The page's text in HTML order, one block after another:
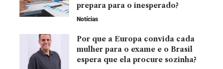
prepara para o inesperado?
Notícias
Por que a Europa convida cada
mulher para o exame e o Brasil
espera que ela procure sozinha?